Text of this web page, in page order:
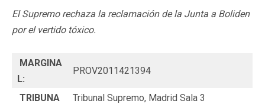
El Supremo rechaza la reclamación de la Junta a Boliden
por el vertido tóxico.
MARGINA
L:
PROV2011421394
TRIBUNA
Tribunal Supremo, Madrid Sala 3